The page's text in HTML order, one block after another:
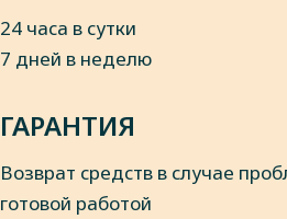
24 часа в сутки
7 дней в неделю
ГАРАНТИЯ
Возврат средств в случае
готовой работой